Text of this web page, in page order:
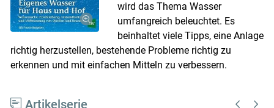
wird das Thema Wasser
umfangreich beleuchtet. Es
beinhaltet viele Tipps, eine Anlage
richtig herzustellen, bestehende Probleme richtig zu
erkennen und mit einfachen Mitteln zu verbessern.
Artikelserie